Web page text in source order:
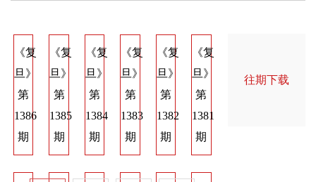
《复
旦》
第
1386
期
《复
旦》
第
1385
期
《复
旦》
第
1384
期
《复
旦》
第
1383
期
《复
旦》
第
1382
期
《复
旦》
第
1381
期
旦》
往期下载